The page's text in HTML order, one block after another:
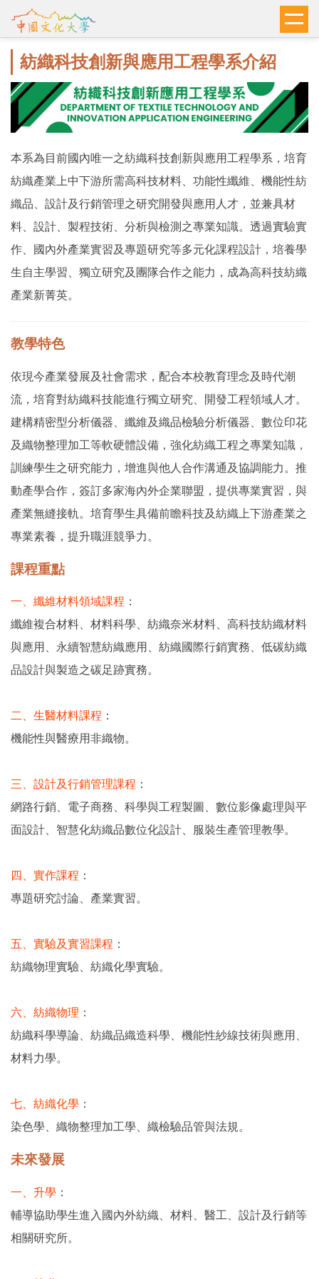
到
內
容
紡織科技創新與應用工程學系介紹
本系為目前國內唯一之紡織科技創新與應用工程學系，培育
紡織產業上中下游所需高科技材料、功能性纖維、機能性紡
織品、設計及行銷管理之研究開發與應用人才，並兼具材
料、設計、製程技術、分析與檢測之專業知識。透過實驗實
作、國內外產業實習及專題研究等多元化課程設計，培養學
生自主學習、獨立研究及團隊合作之能力，成為高科技紡織
產業新菁英。
教學特色
依現今產業發展及社會需求，配合本校教育理念及時代潮
流，培育對紡織科技能進行獨立研究、開發工程領域人才。
建構精密型分析儀器、纖維及織品檢驗分析儀器、數位印花
及織物整理加工等軟硬體設備，強化紡織工程之專業知識，
訓練學生之研究能力，增進與他人合作溝通及協調能力。推
動產學合作，簽訂多家海內外企業聯盟，提供專業實習，與
產業無縫接軌。培育學生具備前瞻科技及紡織上下游產業之
專業素養，提升職涯競爭力。
課程重點
一、纖維材料領域課程 ：
纖維複合材料、材料科學、紡織奈米材料、高科技紡織材料
與應用、永續智慧紡織應用、紡織國際行銷實務、低碳紡織
品設計與製造之碳足跡實務。
二、生醫材料課程 ：
機能性與醫療用非織物。
三、設計及行銷管理課程 ：
網路行銷、電子商務、科學與工程製圖、數位影像處理與平
面設計、智慧化紡織品數位化設計、服裝生產管理教學。
四、實作課程 ：
專題研究討論、產業實習。
五、實驗及實習課程 ：
紡織物理實驗、紡織化學實驗。
六、紡織物理 ：
紡織科學導論、紡織品織造科學、機能性紗線技術與應用、
材料力學。
七、紡織化學 ：
染色學、織物整理加工學、織檢驗品管與法規。
未來發展
一、升學 ：
輔導協助學生進入國內外紡織、材料、醫工、設計及行銷等
相關研究所。